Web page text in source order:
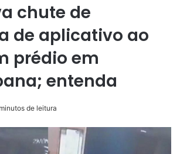
chute de
de aplicativo ao
prédio em
entenda
de leitura